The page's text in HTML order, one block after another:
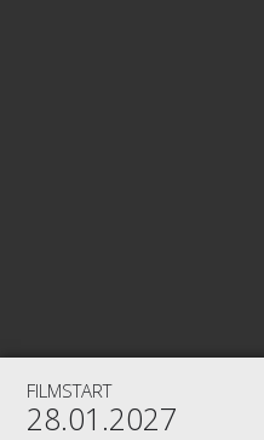
FILMSTART
28.01.2027